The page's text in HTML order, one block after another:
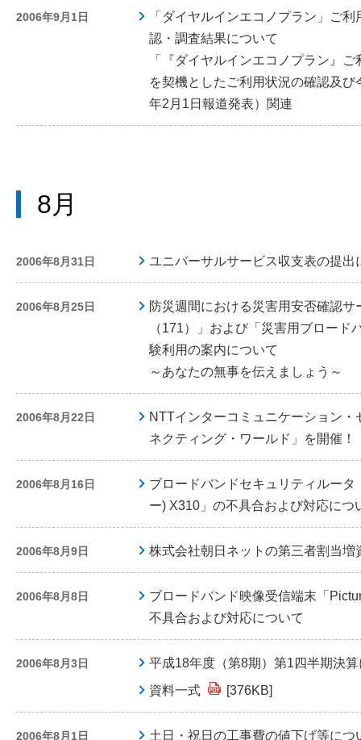
2006年9月1日
「ダイヤルインエコノプラン」ご
認・調査結果について
「『ダイヤルインエコノプラン』
を契機としたご利用状況の確認及
年2月1日報道発表）関連
8月
2006年8月31日 ユニバーサルサービス収支表の提出
2006年8月25日
防災週間における災害用安否確認
（171）」および「災害用ブロー
験利用の案内について
～あなたの無事を伝えましょう～
2006年8月22日
NTTインターコミュニケーション
ネクティング・ワールド」を開催！
2006年8月16日
ブロードバンドセキュリティルー
ー) X310」の不具合および対応につ
2006年8月9日 株式会社朝日ネットの第三者割当増
2006年8月8日
ブロードバンド映像受信端末「
不具合および対応について
2006年8月3日
平成18年度（第8期）第1四半期決
資料一式
[376KB]
2006年8月1日 土日・祝日の工事費の値下げ等につ